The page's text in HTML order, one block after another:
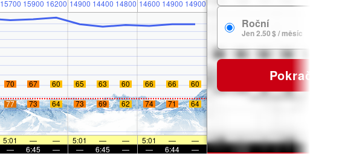
15700 15900 16200 14900 14400 14800 14600 14900 14900
70 67 60 65 63 60 66 66
60
77 73 64 73 69 62 74 71 64
5:01 — — 5:01 — — 5:01 —
—
— 6:45 — — 6:45 — — 6:44 —
Roční
Jen 2.50 $ / měsíc
Pokračovat